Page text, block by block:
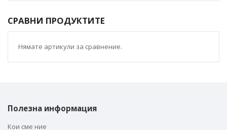
СРАВНИ ПРОДУКТИТЕ
Нямате артикули за сравнение.
Полезна информация
Кои сме ние